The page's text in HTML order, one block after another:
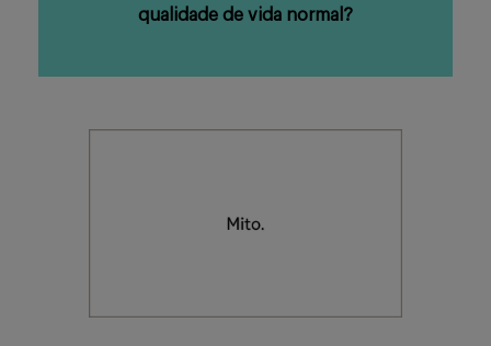
qualidade de vida normal?